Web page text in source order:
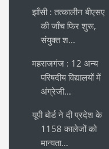
झाँसी : तत्कालीन बीएसए
की जाँच फिर शुरू,
संयुक्त श...
महराजगंज : 12 अन्य
परिषदीय विद्यालयों में
अंग्रेजी...
यूपी बोर्ड ने दी प्रदेश के
1158 कालेजों को
मान्यता...